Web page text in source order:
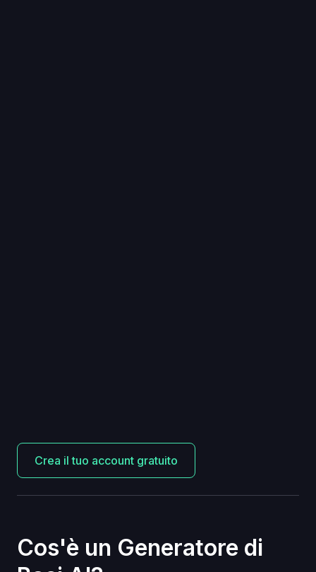
Crea il tuo account gratuito
Cos'è un Generatore di